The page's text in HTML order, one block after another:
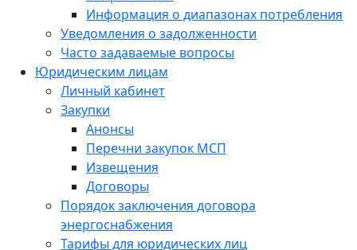
Информация о диапазонах потребления
Уведомления о задолженности
Часто задаваемые вопросы
Юридическим лицам
Личный кабинет
Закупки
Анонсы
Перечни закупок МСП
Извещения
Договоры
Порядок заключения договора
энергоснабжения
Тарифы для юридических лиц